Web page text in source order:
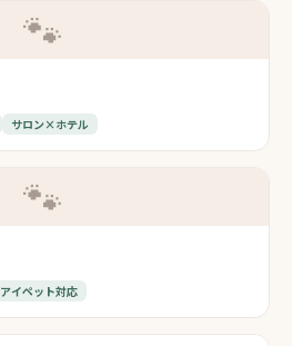
🐾
サロン×ホテル
🐾
アイペット対応